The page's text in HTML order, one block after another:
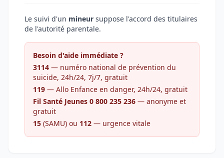
Le suivi d'un mineur suppose l'accord des titulaires
de l'autorité parentale.
Besoin d'aide immédiate ?
3114 — numéro national de prévention du
suicide, 24h/24, 7j/7, gratuit
119 — Allo Enfance en danger, 24h/24, gratuit
Fil Santé Jeunes 0 800 235 236 — anonyme et
gratuit
15 (SAMU) ou 112 — urgence vitale